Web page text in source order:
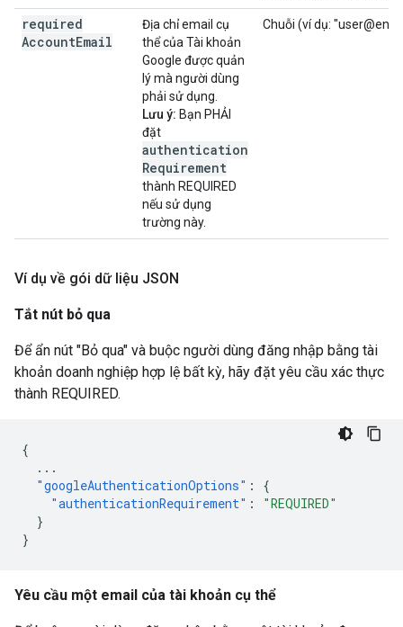
required
AccountEmail
Địa chỉ email cụ
thể của Tài khoản
Google được quản
lý mà người dùng
phải sử dụng.
Lưu ý: Bạn PHẢI
đặt
authentication
Requirement
thành REQUIRED
nếu sử dụng
trường này.
Chuỗi (ví dụ:
Ví dụ về gói dữ liệu JSON
Tắt nút bỏ qua
Để ẩn nút "Bỏ qua" và buộc người dùng đăng nhập bằng tài
khoản doanh nghiệp hợp lệ bất kỳ, hãy đặt yêu cầu xác thực
thành REQUIRED.
{
...
"googleAuthenticationOptions" :
{
"authenticationRequirement" :
"REQUIRED"
}
}
Yêu cầu một email của tài khoản cụ thể